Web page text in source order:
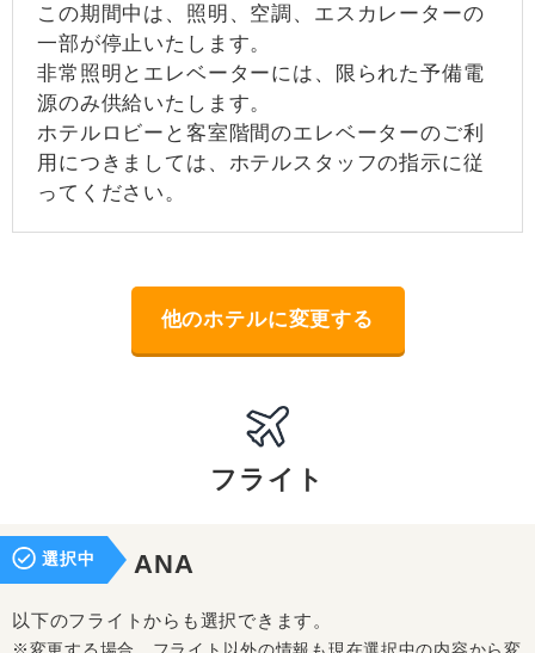
この期間中は、照明、空調、エスカレーターの
一部が停止いたします。
非常照明とエレベーターには、限られた予備電
源のみ供給いたします。
ホテルロビーと客室階間のエレベーターのご利
用につきましては、ホテルスタッフの指示に従
ってください。
他のホテルに変更する
フライト
選択中 ANA
以下のフライトからも選択できます。